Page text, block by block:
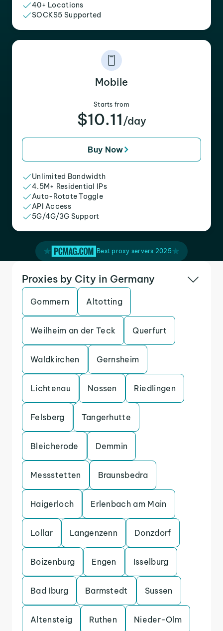
40+ Locations
SOCKS5 Supported
Mobile
Starts from
$10.11 /day
Buy Now
Unlimited Bandwidth
4.5M+ Residential IPs
Auto-Rotate Toggle
API Access
5G/4G/3G Support
Best proxy servers 2025
Proxies by City in Germany
Gommern Altotting
Weilheim an der Teck Querfurt
Waldkirchen Gernsheim
Lichtenau Nossen Riedlingen
Felsberg Tangerhutte
Bleicherode Demmin
Messstetten Braunsbedra
Haigerloch Erlenbach am Main
Lollar Langenzenn Donzdorf
Boizenburg Engen Isselburg
Bad Iburg Barmstedt Sussen
Altensteig Ruthen Nieder-Olm